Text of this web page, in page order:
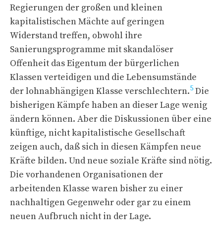
Regierungen der großen und kleinen
kapitalistischen Mächte auf geringen
Widerstand treffen, obwohl ihre
Sanierungsprogramme mit skandalöser
Offenheit das Eigentum der bürgerlichen
Klassen verteidigen und die Lebensumstände
der lohnabhängigen Klasse verschlechtern.5 Die
bisherigen Kämpfe haben an dieser Lage wenig
ändern können. Aber die Diskussionen über eine
künftige, nicht kapitalistische Gesellschaft
zeigen auch, daß sich in diesen Kämpfen neue
Kräfte bilden. Und neue soziale Kräfte sind nötig.
Die vorhandenen Organisationen der
arbeitenden Klasse waren bisher zu einer
nachhaltigen Gegenwehr oder gar zu einem
neuen Aufbruch nicht in der Lage.